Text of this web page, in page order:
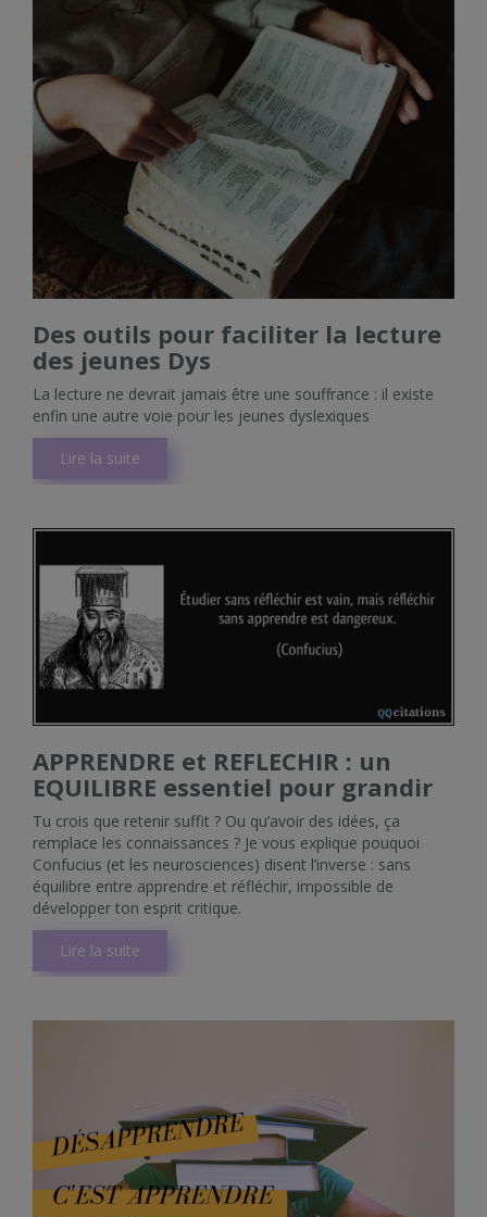
Des outils pour faciliter la lecture
des jeunes Dys
La lecture ne devrait jamais être une souffrance : il existe
enfin une autre voie pour les jeunes dyslexiques
Lire la suite
APPRENDRE et REFLECHIR : un
EQUILIBRE essentiel pour grandir
Tu crois que retenir suffit ? Ou qu’avoir des idées, ça
remplace les connaissances ? Je vous explique pouquoi
Confucius (et les neurosciences) disent l’inverse : sans
équilibre entre apprendre et réfléchir, impossible de
développer ton esprit critique.
Lire la suite